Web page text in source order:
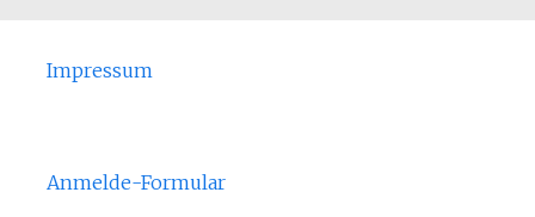
Impressum
Anmelde-Formular